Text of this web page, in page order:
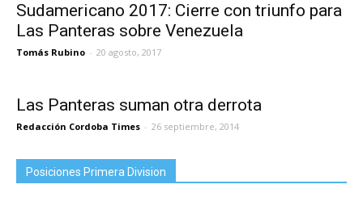
Sudamericano 2017: Cierre con triunfo para
Las Panteras sobre Venezuela
Tomás Rubino - 20 agosto, 2017
Las Panteras suman otra derrota
Redacción Cordoba Times - 26 septiembre, 2014
Posiciones Primera Division